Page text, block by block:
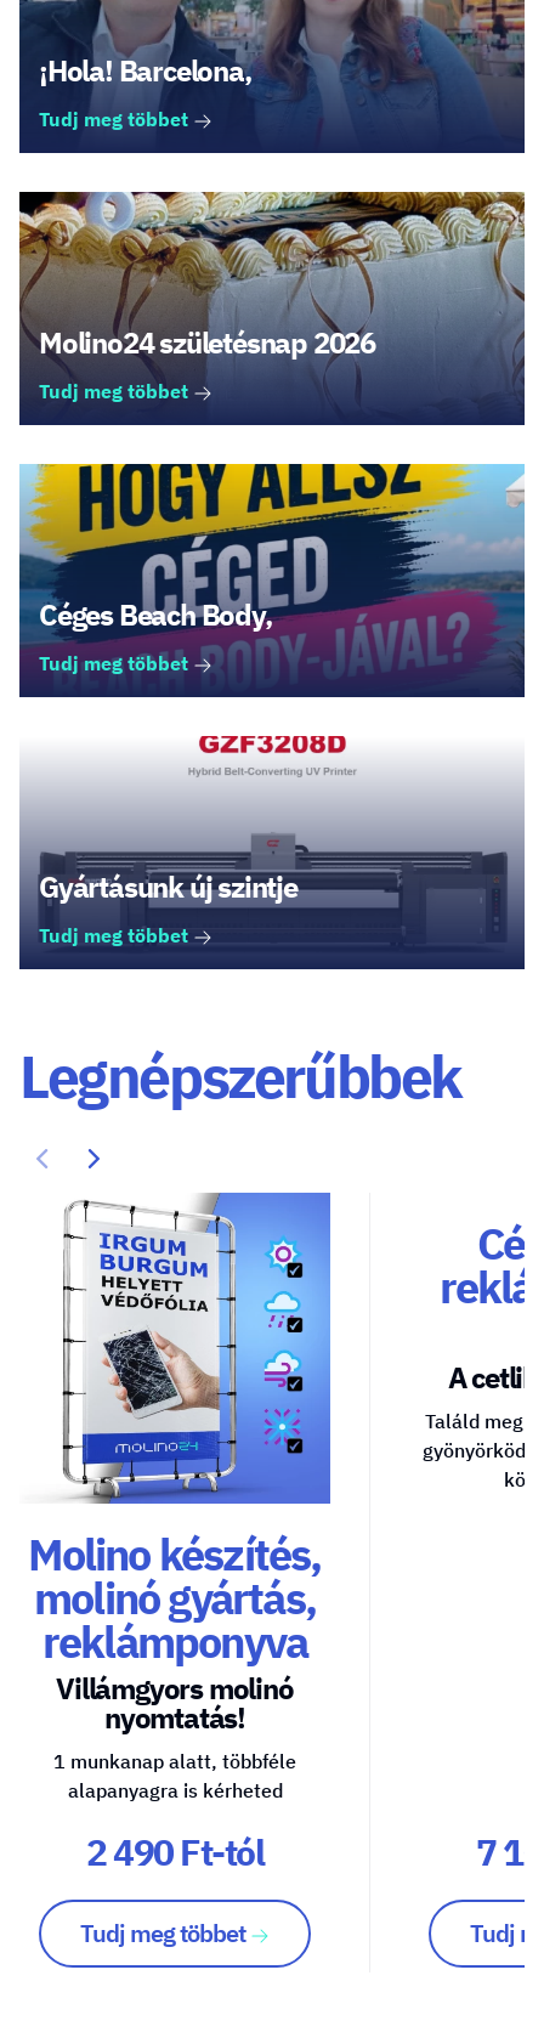
¡Hola! Barcelona,
Tudj meg többet
Molino24 születésnap 2026
Tudj meg többet
Céges Beach Body,
Tudj meg többet
Gyártásunk új szintje
Tudj meg többet
Legnépszerűbbek
Molino készítés,
molinó gyártás,
reklámponyva
Villámgyors molinó
nyomtatás!
1 munkanap alatt, többféle
alapanyagra is kérheted
2 490 Ft-tól
Tudj meg többet
A
Találd meg
7
Tudj